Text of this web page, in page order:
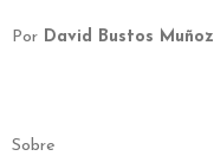
Por David Bustos Muñoz
Sobre